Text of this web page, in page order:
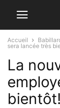
Accueil
sera lancée très
La
bientôt!